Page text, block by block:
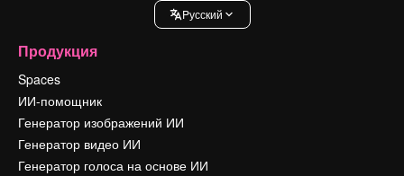
Pусский
Продукция
Spaces
ИИ-помощник
Генератор изображений ИИ
Генератор видео ИИ
Генератор голоса на основе ИИ